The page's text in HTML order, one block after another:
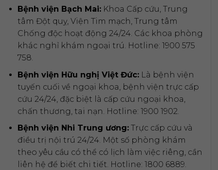
Bệnh viện Bạch Mai:Khoa Cấp cứu, Trung
tâm Đột quỵ, Viện Tim mạch, Trung tâm
Chống độc hoạt động 24/24. Các khoa phòng
khác nghỉ khám ngoại trú. Hotline: 1900 575
758.
Bệnh viện Hữu nghị Việt Đức:Là bệnh viện
tuyến cuối về ngoại khoa, bệnh viện trực cấp
cứu 24/24, đặc biệt là cấp cứu ngoại khoa,
chấn thương, tai nạn. Hotline: 1900 1902.
Bệnh viện Nhi Trung ương:Trực cấp cứu và
điều trị nội trú 24/24. Một số phòng khám
theo yêu cầu có thể có lịch làm việc riêng, cần
liên hệ để biết chi tiết. Hotline: 1800 6889.